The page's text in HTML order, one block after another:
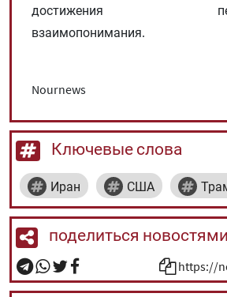
достижения
взаимопонимания.
Nournews
Ключевые слова
Иран США
поделиться новостями
https://